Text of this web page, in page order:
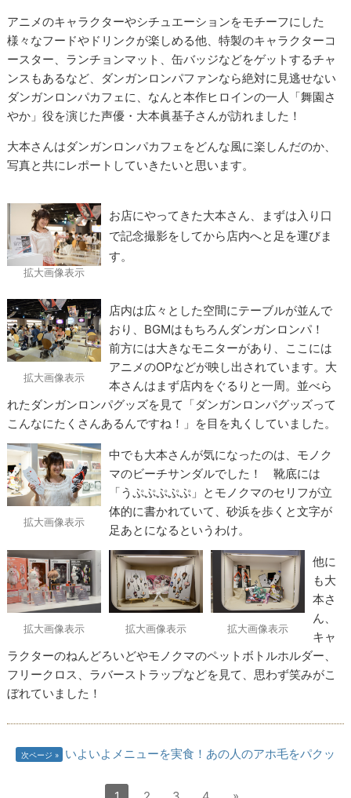
アニメのキャラクターやシチュエーションをモチーフにした
様々なフードやドリンクが楽しめる他、特製のキャラクターコ
ースター、ランチョンマット、缶バッジなどをゲットするチャ
ンスもあるなど、ダンガンロンパファンなら絶対に見逃せない
ダンガンロンパカフェに、なんと本作ヒロインの一人「舞園さ
やか」役を演じた声優・大本眞基子さんが訪れました！
大本さんはダンガンロンパカフェをどんな風に楽しんだのか、
写真と共にレポートしていきたいと思います。
拡大画像表示
お店にやってきた大本さん、まずは入り口
で記念撮影をしてから店内へと足を運びま
す。
拡大画像表示
店内は広々とした空間にテーブルが並んで
おり、BGMはもちろんダンガンロンパ！
前方には大きなモニターがあり、ここには
アニメのOPなどが映し出されています。大
本さんはまず店内をぐるりと一周。並べら
れたダンガンロンパグッズを見て「ダンガンロンパグッズって
こんなにたくさんあるんですね！」を目を丸くしていました。
拡大画像表示
中でも大本さんが気になったのは、モノク
マのビーチサンダルでした！ 靴底には
「うぷぷぷぷぷ」とモノクマのセリフが立
体的に書かれていて、砂浜を歩くと文字が
足あとになるというわけ。
拡大画像表示 拡大画像表示 拡大画像表示
他に
も大
本さ
ん、
キャ
ラクターのねんどろいどやモノクマのペットボトルホルダー、
フリークロス、ラバーストラップなどを見て、思わず笑みがこ
ぼれていました！
次ページ いよいよメニューを実食！あの人のアホ毛をパクッ